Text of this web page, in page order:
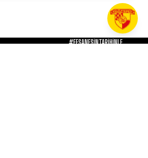
#EFSANESİNTARİHİNLE